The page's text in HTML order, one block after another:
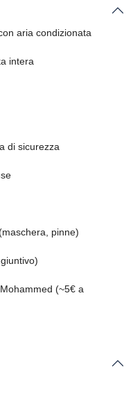
aria condizionata
intera
di sicurezza
pinne)
(~5€ a